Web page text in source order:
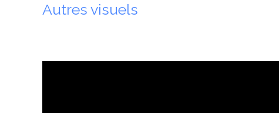
Autres visuels